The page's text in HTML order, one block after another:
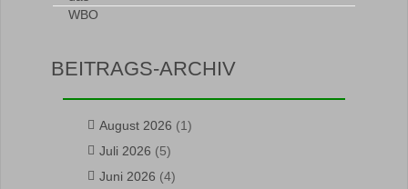
BEITRAGS-ARCHIV
August 2026 (1)
Juli 2026 (5)
Juni 2026 (4)